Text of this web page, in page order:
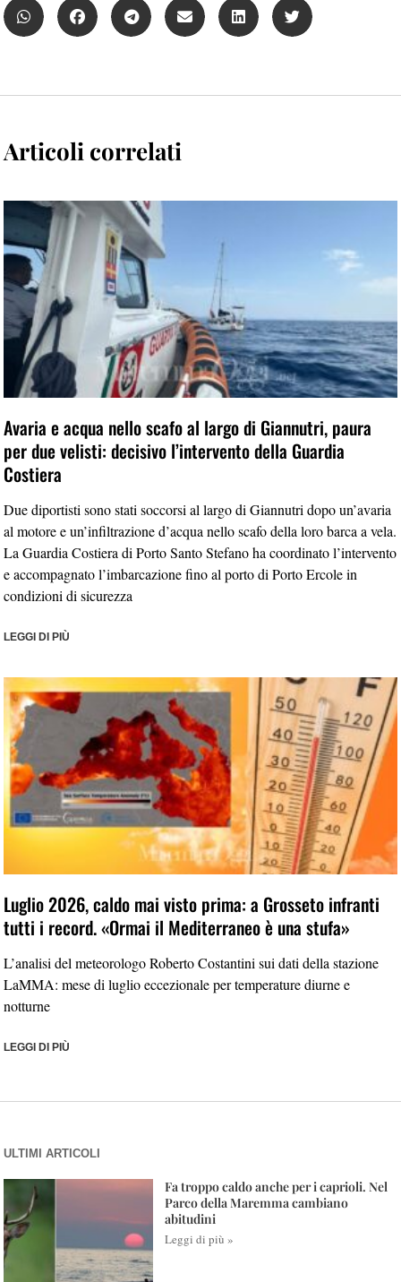
Articoli correlati
Avaria e acqua nello scafo al largo di Giannutri, paura
per due velisti: decisivo l’intervento della Guardia
Costiera
Due diportisti sono stati soccorsi al largo di Giannutri dopo un’avaria
al motore e un’infiltrazione d’acqua nello scafo della loro barca a vela.
La Guardia Costiera di Porto Santo Stefano ha coordinato l’intervento
e accompagnato l’imbarcazione fino al porto di Porto Ercole in
condizioni di sicurezza
LEGGI DI PIÙ
Luglio 2026, caldo mai visto prima: a Grosseto infranti
tutti i record. «Ormai il Mediterraneo è una stufa»
L’analisi del meteorologo Roberto Costantini sui dati della stazione
LaMMA: mese di luglio eccezionale per temperature diurne e
notturne
LEGGI DI PIÙ
ULTIMI ARTICOLI
Fa troppo caldo anche per i caprioli. Nel
Parco della Maremma cambiano
abitudini
Leggi di più »